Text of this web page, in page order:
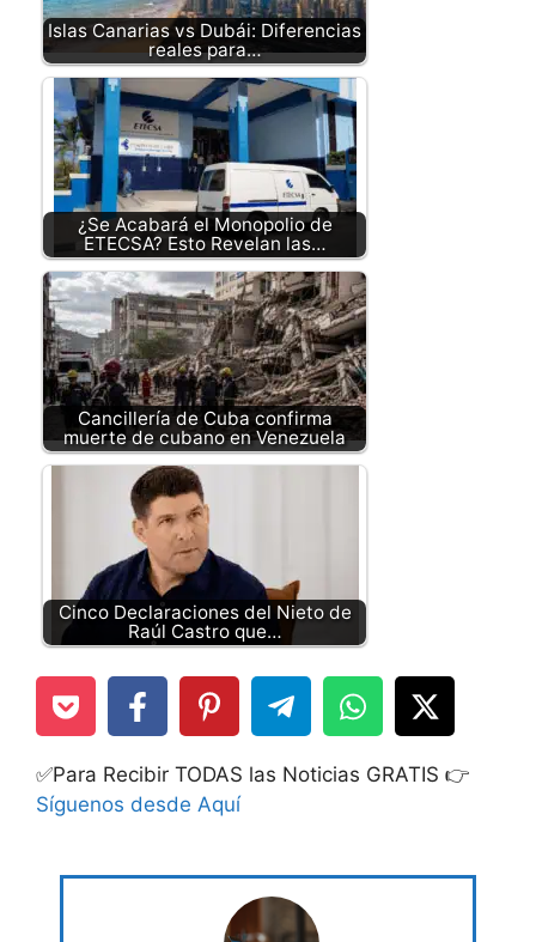
Islas Canarias vs Dubái: Diferencias
reales para…
¿Se Acabará el Monopolio de
ETECSA? Esto Revelan las…
Cancillería de Cuba confirma
muerte de cubano en Venezuela
Cinco Declaraciones del Nieto de
Raúl Castro que…
✅Para Recibir TODAS las Noticias GRATIS 👉
Síguenos desde Aquí